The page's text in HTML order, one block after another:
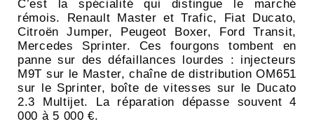
C’est la spécialité qui distingue le marché
rémois. Renault Master et Trafic, Fiat Ducato,
Citroën Jumper, Peugeot Boxer, Ford Transit,
Mercedes Sprinter. Ces fourgons tombent en
panne sur des défaillances lourdes : injecteurs
M9T sur le Master, chaîne de distribution OM651
sur le Sprinter, boîte de vitesses sur le Ducato
2.3 Multijet. La réparation dépasse souvent 4
000 à 5 000 €.